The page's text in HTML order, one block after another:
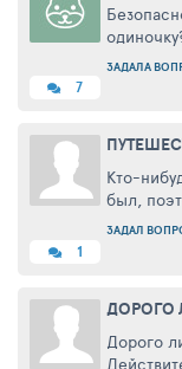
ЗАДАЛА
7
Кто-
был,
ЗАДАЛ
1
Дорого